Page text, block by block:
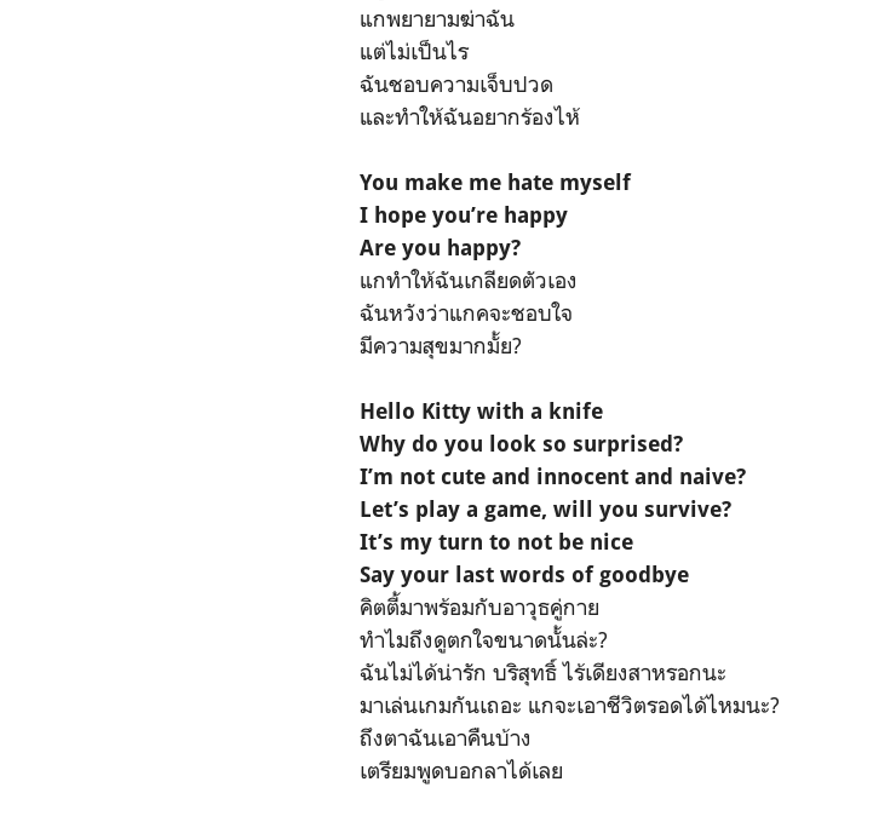
แกพยายามฆ่าฉัน
แต่ไม่เป็นไร
ฉันชอบความเจ็บปวด
และทำให้ฉันอยากร้องไห้
You make me hate myself
I hope you’re happy
Are you happy?
แกทำให้ฉันเกลียดตัวเอง
ฉันหวังว่าแกคจะชอบใจ
มีความสุขมากมั้ย?
Hello Kitty with a knife
Why do you look so surprised?
I’m not cute and innocent and naive?
Let’s play a game, will you survive?
It’s my turn to not be nice
Say your last words of goodbye
คิตตี้มาพร้อมกับอาวุธคู่กาย
ทำไมถึงดูตกใจขนาดนั้นล่ะ?
ฉันไม่ได้น่ารัก บริสุทธิ์ ไร้เดียงสาหรอกนะ
มาเล่นเกมกันเถอะ แกจะเอาชีวิตรอดได้ไหมนะ?
ถึงตาฉันเอาคืนบ้าง
เตรียมพูดบอกลาได้เลย